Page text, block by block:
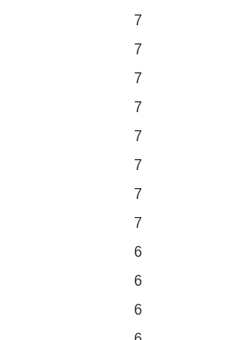
7
7
7
7
7
7
7
7
6
6
6